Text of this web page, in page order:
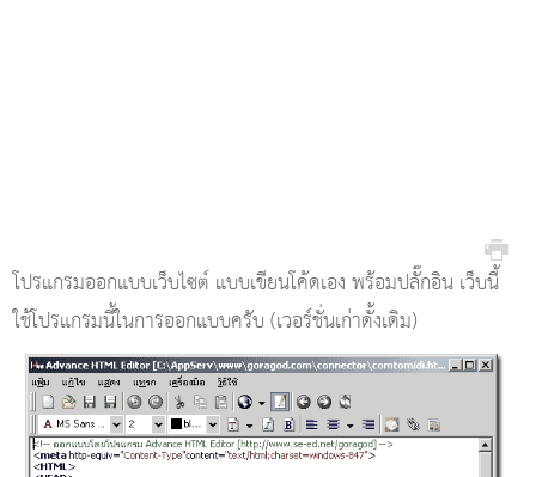
โปรแกรมออกแบบเว็บไซต์ แบบเขียนโค้ดเอง พร้อมปลั๊กอิน เว็บนี้
ใช้โปรแกรมนี้ในการออกแบบครับ (เวอร์ชั่นเก่าดั้งเดิม)